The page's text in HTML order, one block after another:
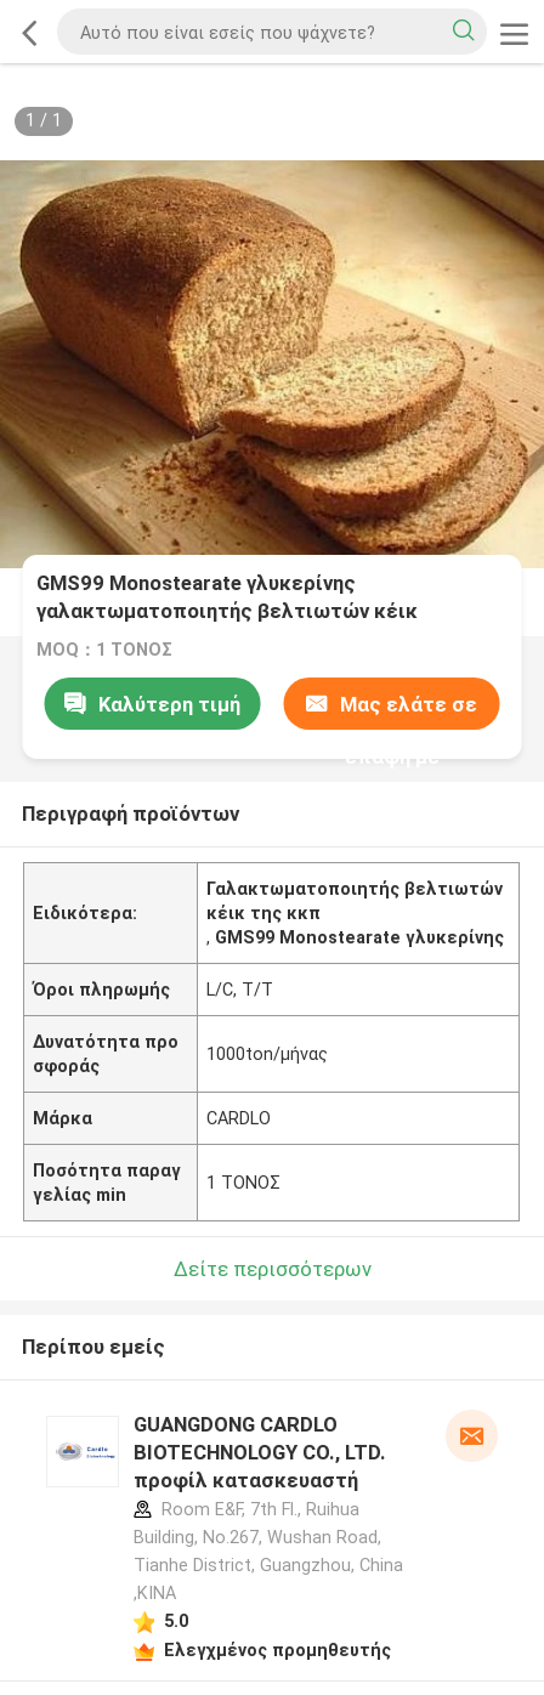
1 / 1
GMS99 Monostearate γλυκερίνης
γαλακτωματοποιητής βελτιωτών κέικ
MOQ：1 ΤΟΝΟΣ
Καλύτερη τιμή Μας ελάτε σε
επαφή με
Περιγραφή προϊόντων
Ειδικότερα:
Γαλακτωματοποιητής βελτιωτών
κέικ της κκπ
, GMS99 Monostearate γλυκερίνης
Όροι πληρωμής L/C, T/T
Δυνατότητα προ
σφοράς
1000ton/μήνας
Μάρκα CARDLO
Ποσότητα παραγ
γελίας min
1 ΤΟΝΟΣ
Δείτε περισσότερων
Περίπου εμείς
GUANGDONG CARDLO
BIOTECHNOLOGY CO., LTD.
προφίλ κατασκευαστή
Room E&F, 7th Fl., Ruihua
Building, No.267, Wushan Road,
Tianhe District, Guangzhou, China
,ΚΙΝΑ
5.0
Ελεγχμένος προμηθευτής